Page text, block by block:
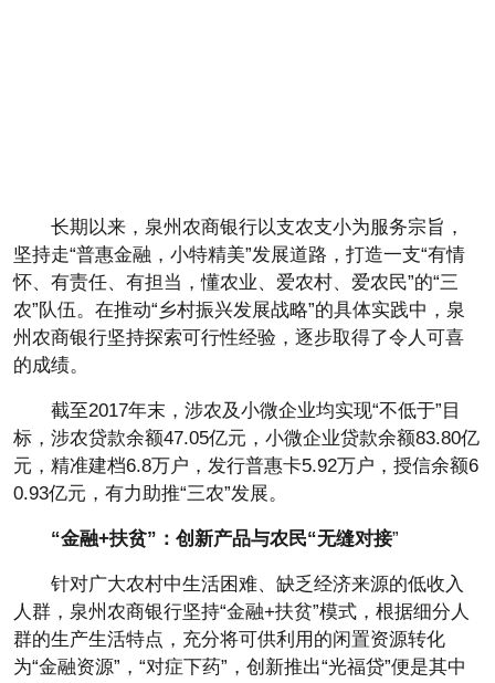
长期以来，泉州农商银行以支农支小为服务宗旨，
坚持走“普惠金融，小特精美”发展道路，打造一支“有情
怀、有责任、有担当，懂农业、爱农村、爱农民”的“三
农”队伍。在推动“乡村振兴发展战略”的具体实践中，泉
州农商银行坚持探索可行性经验，逐步取得了令人可喜
的成绩。
截至2017年末，涉农及小微企业均实现“不低于”目
标，涉农贷款余额47.05亿元，小微企业贷款余额83.80亿
元，精准建档6.8万户，发行普惠卡5.92万户，授信余额6
0.93亿元，有力助推“三农”发展。
“金融+扶贫”：创新产品与农民“无缝对接”
针对广大农村中生活困难、缺乏经济来源的低收入
人群，泉州农商银行坚持“金融+扶贫”模式，根据细分人
群的生产生活特点，充分将可供利用的闲置资源转化
为“金融资源”，“对症下药”，创新推出“光福贷”便是其中